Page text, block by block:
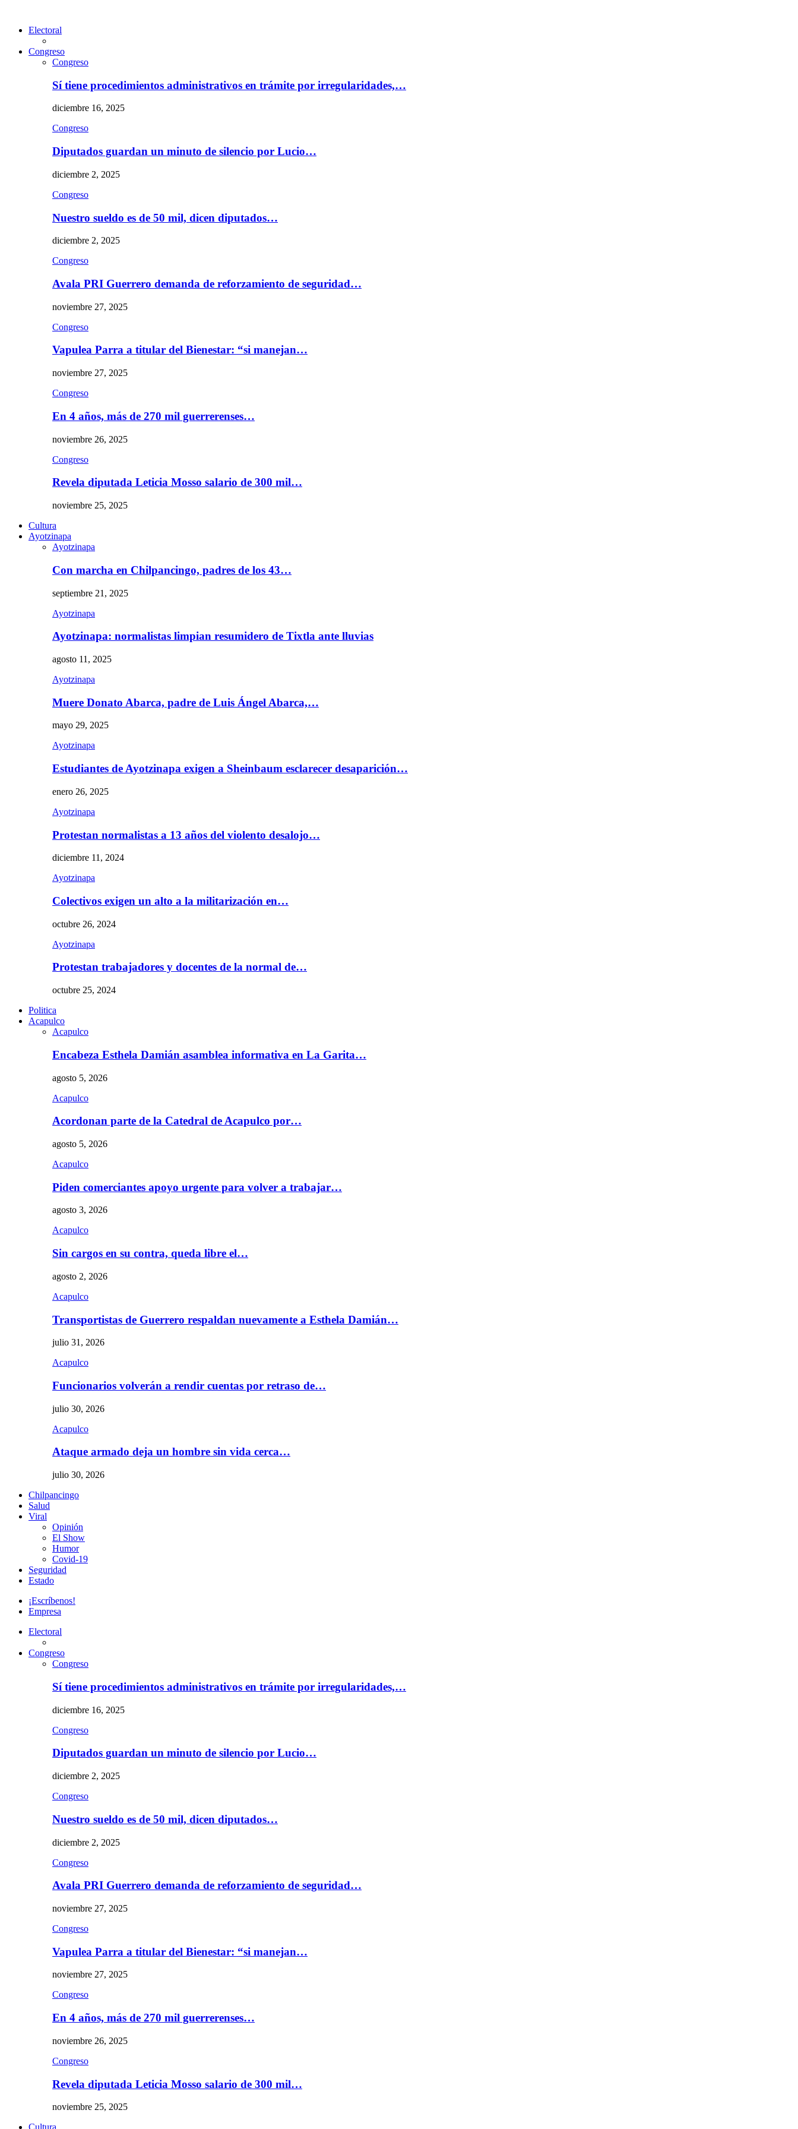
Electoral
Congreso
Congreso
Sí tiene procedimientos administrativos en trámite por irregularidades,…
diciembre 16, 2025
Congreso
Diputados guardan un minuto de silencio por Lucio…
diciembre 2, 2025
Congreso
Nuestro sueldo es de 50 mil, dicen diputados…
diciembre 2, 2025
Congreso
Avala PRI Guerrero demanda de reforzamiento de seguridad…
noviembre 27, 2025
Congreso
Vapulea Parra a titular del Bienestar: “si manejan…
noviembre 27, 2025
Congreso
En 4 años, más de 270 mil guerrerenses…
noviembre 26, 2025
Congreso
Revela diputada Leticia Mosso salario de 300 mil…
noviembre 25, 2025
Cultura
Ayotzinapa
Ayotzinapa
Con marcha en Chilpancingo, padres de los 43…
septiembre 21, 2025
Ayotzinapa
Ayotzinapa: normalistas limpian resumidero de Tixtla ante lluvias
agosto 11, 2025
Ayotzinapa
Muere Donato Abarca, padre de Luis Ángel Abarca,…
mayo 29, 2025
Ayotzinapa
Estudiantes de Ayotzinapa exigen a Sheinbaum esclarecer desaparición…
enero 26, 2025
Ayotzinapa
Protestan normalistas a 13 años del violento desalojo…
diciembre 11, 2024
Ayotzinapa
Colectivos exigen un alto a la militarización en…
octubre 26, 2024
Ayotzinapa
Protestan trabajadores y docentes de la normal de…
octubre 25, 2024
Politica
Acapulco
Acapulco
Encabeza Esthela Damián asamblea informativa en La Garita…
agosto 5, 2026
Acapulco
Acordonan parte de la Catedral de Acapulco por…
agosto 5, 2026
Acapulco
Piden comerciantes apoyo urgente para volver a trabajar…
agosto 3, 2026
Acapulco
Sin cargos en su contra, queda libre el…
agosto 2, 2026
Acapulco
Transportistas de Guerrero respaldan nuevamente a Esthela Damián…
julio 31, 2026
Acapulco
Funcionarios volverán a rendir cuentas por retraso de…
julio 30, 2026
Acapulco
Ataque armado deja un hombre sin vida cerca…
julio 30, 2026
Chilpancingo
Salud
Viral
Opinión
El Show
Humor
Covid-19
Seguridad
Estado
¡Escríbenos!
Empresa
Electoral
Congreso
Congreso
Sí tiene procedimientos administrativos en trámite por irregularidades,…
diciembre 16, 2025
Congreso
Diputados guardan un minuto de silencio por Lucio…
diciembre 2, 2025
Congreso
Nuestro sueldo es de 50 mil, dicen diputados…
diciembre 2, 2025
Congreso
Avala PRI Guerrero demanda de reforzamiento de seguridad…
noviembre 27, 2025
Congreso
Vapulea Parra a titular del Bienestar: “si manejan…
noviembre 27, 2025
Congreso
En 4 años, más de 270 mil guerrerenses…
noviembre 26, 2025
Congreso
Revela diputada Leticia Mosso salario de 300 mil…
noviembre 25, 2025